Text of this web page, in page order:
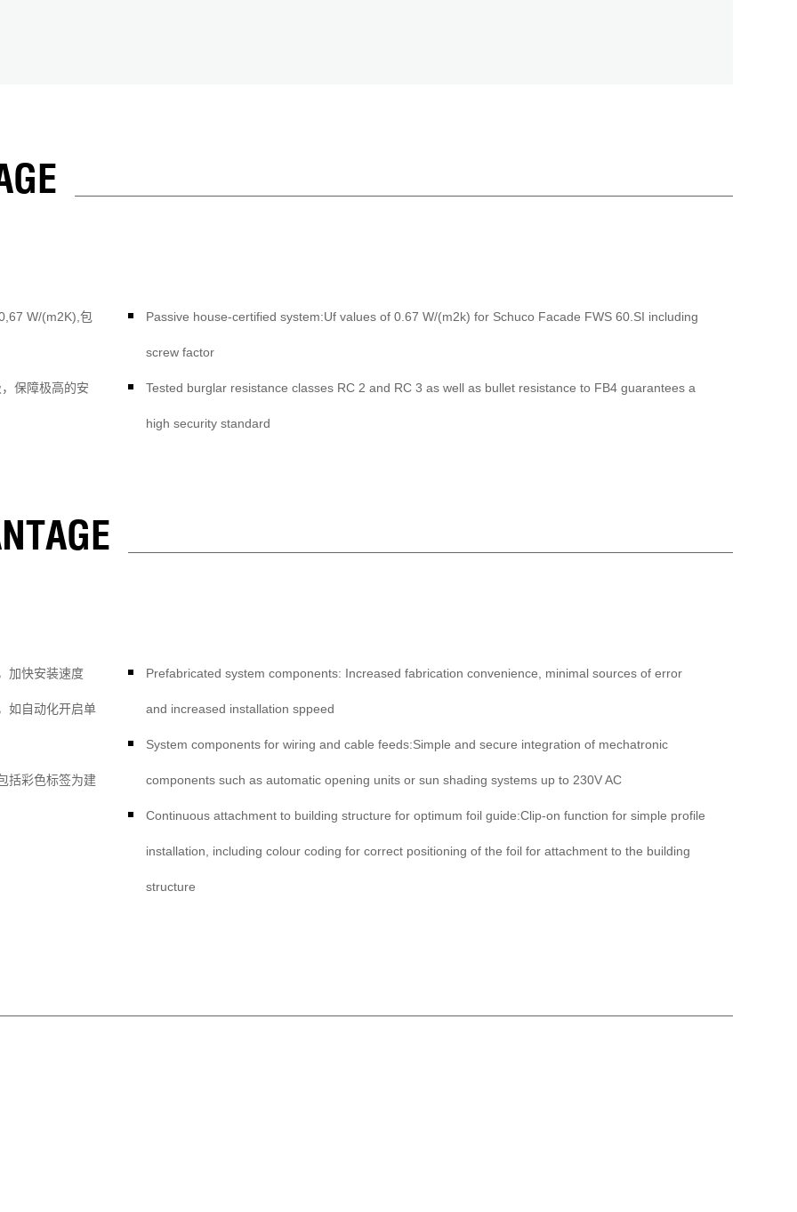
W/(m2K),包
保障极高的安
Passive house-certified system:Uf values of 0.67 W/(m2k) for Schuco Facade FWS 60.SI including
screw factor
Tested burglar resistance classes RC 2 and RC 3 as well as bullet resistance to FB4 guarantees a
high security standard
加快安装速度
如自动化开启单
括彩色标签为建
Prefabricated system components: Increased fabrication convenience, minimal sources of error
and increased installation sppeed
System components for wiring and cable feeds:Simple and secure integration of mechatronic
components such as automatic opening units or sun shading systems up to 230V AC
Continuous attachment to building structure for optimum foil guide:Clip-on function for simple profile
installation, including colour coding for correct positioning of the foil for attachment to the building
structure